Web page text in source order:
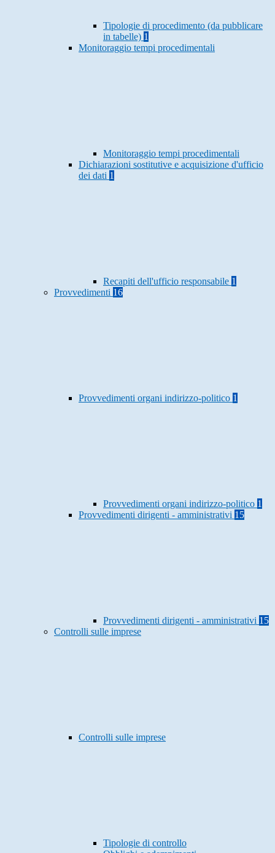
Tipologie di procedimento (da pubblicare
in tabelle) 1
Monitoraggio tempi procedimentali
Monitoraggio tempi procedimentali
Dichiarazioni sostitutive e acquisizione d'ufficio
dei dati 1
Recapiti dell'ufficio responsabile 1
Provvedimenti 16
Provvedimenti organi indirizzo-politico 1
Provvedimenti organi indirizzo-politico 1
Provvedimenti dirigenti - amministrativi 15
Provvedimenti dirigenti - amministrativi 15
Controlli sulle imprese
Controlli sulle imprese
Tipologie di controllo